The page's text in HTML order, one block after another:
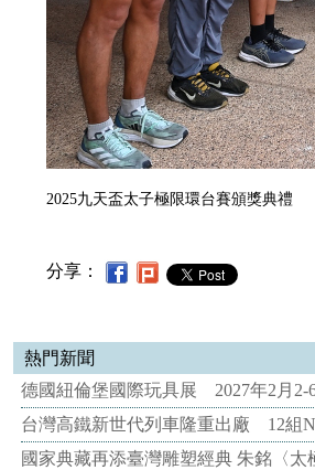
2025九天盃太子極限環台賽頒獎典禮
分享：
熱門新聞
德國紐倫堡國際玩具展 2027年2月2-
台灣高鐵新世代列車隆重出廠 12組
國家典藏再添臺灣雕塑經典 朱銘〈